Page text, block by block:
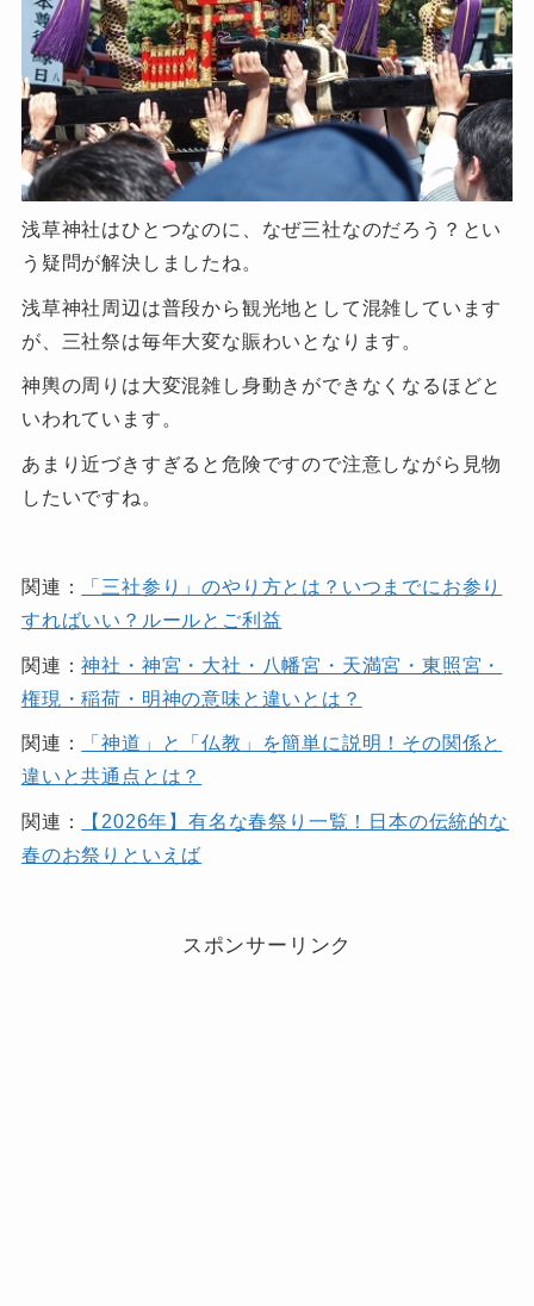
浅草神社はひとつなのに、なぜ三社なのだろう？とい
う疑問が解決しましたね。
浅草神社周辺は普段から観光地として混雑しています
が、三社祭は毎年大変な賑わいとなります。
神輿の周りは大変混雑し身動きができなくなるほどと
いわれています。
あまり近づきすぎると危険ですので注意しながら見物
したいですね。
関連：
「三社参り」のやり方とは？いつまでにお参り
すればいい？ルールとご利益
関連：神社・神宮・大社・八幡宮・天満宮・東照宮・
権現・稲荷・明神の意味と違いとは？
関連：
「神道」と「仏教」を簡単に説明！その関係と
違いと共通点とは？
関連：
【2026年】有名な春祭り一覧！日本の伝統的な
春のお祭りといえば
スポンサーリンク